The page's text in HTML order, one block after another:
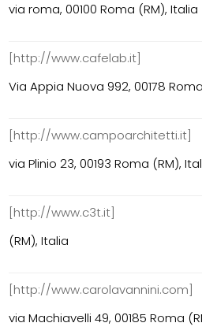
via roma, 00100 Roma (RM), Italia
[http://www.cafelab.it]
Via Appia Nuova 992, 00178
[http://www.campoarchitetti.it]
via Plinio 23, 00193 Roma (RM),
[http://www.c3t.it]
(RM), Italia
[http://www.carolavannini.com]
via Machiavelli 49, 00185 Roma